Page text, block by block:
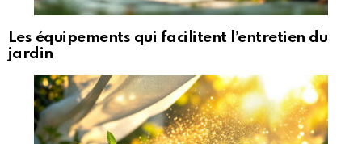
Les équipements qui facilitent l’entretien du
jardin